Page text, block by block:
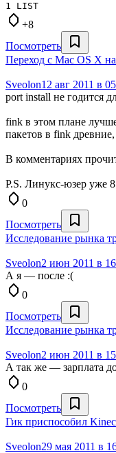
1 LIST
+8
Посмотреть
Переход с Mac OS X
Sveolon12 авг 2011 в
port install не годится
fink в этом плане
пакетов в fink
В комментариях
P.S. Линукс-юзер уже
0
Посмотреть
Исследование рынка
Sveolon2 июн 2011 в
А я — после :(
0
Посмотреть
Исследование рынка
Sveolon2 июн 2011 в
А так же — зарплата
0
Посмотреть
Гик приспособил
Sveolon29 мая 2011 в